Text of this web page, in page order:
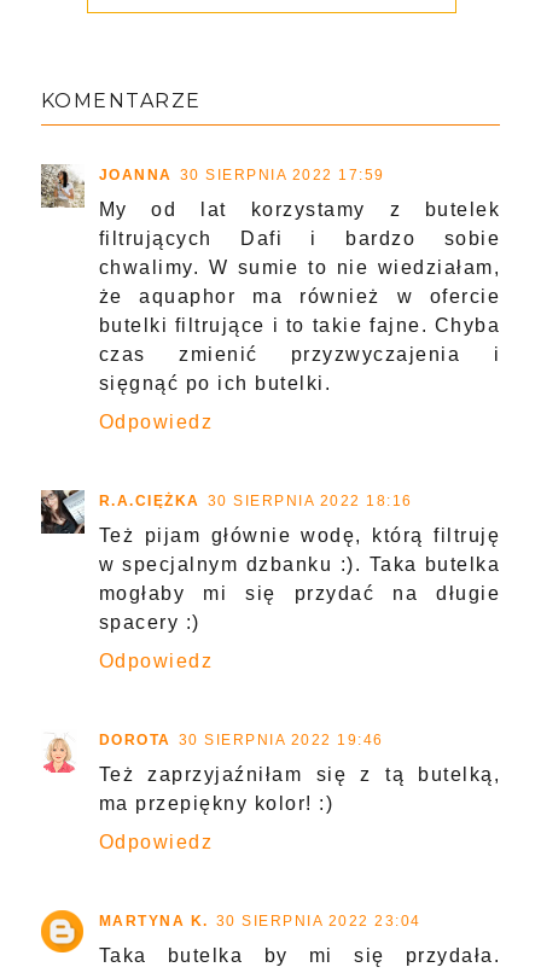
KOMENTARZE
JOANNA 30 SIERPNIA 2022 17:59
My od lat korzystamy z butelek
filtrujących Dafi i bardzo sobie
chwalimy. W sumie to nie wiedziałam,
że aquaphor ma również w ofercie
butelki filtrujące i to takie fajne. Chyba
czas zmienić przyzwyczajenia i
sięgnąć po ich butelki.
Odpowiedz
R.A.CIĘŻKA 30 SIERPNIA 2022 18:16
Też pijam głównie wodę, którą filtruję
w specjalnym dzbanku :). Taka butelka
mogłaby mi się przydać na długie
spacery :)
Odpowiedz
DOROTA 30 SIERPNIA 2022 19:46
Też zaprzyjaźniłam się z tą butelką,
ma przepiękny kolor! :)
Odpowiedz
MARTYNA K. 30 SIERPNIA 2022 23:04
Taka butelka by mi się przydała.